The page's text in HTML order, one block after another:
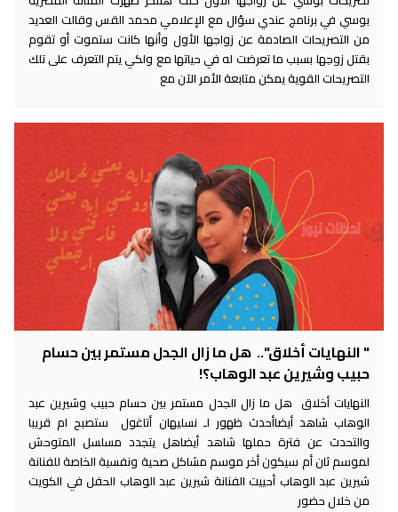
بوسي في برنامج عندي سؤال مع الإعلامي محمد القس وقالت العديد
من التصريحات الصادمة عن زواجها الأول وأنها كانت ستموت أو تقوم
بقتل زوجها بسبب ما تعرضت له في حياتها مع ولكي يتم التعرف على تلك
التصريحات القوية يمكن متابعة الأمر الآن مع
" النهايات أخلاق".. هل ما زال الجدل مستمر بين حسام
حبيب وشيرين عبد الوهاب؟!
النهايات أخلاق هل ما زال الجدل مستمر بين حسام حبيب وشيرين عبد
الوهاب شاهد أيضاأحدث ظهور لـ نسليهان أتاغول ستصبح ام قريبا
والتحدث عن فترة حملها شاهد أيضاهل يتجدد مسلسل المتوحش
لموسم ثان أم سيكون أخر موسم مشاكل صحية ونفسية الخاصة للفنانة
شيرين عبد الوهاب أحييت الفنانة شيرين عبد الوهاب الحفل في الكويت
من خلال حضور